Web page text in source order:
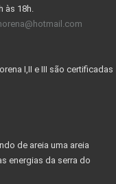
às 18h.
I,II e III são certificadas
de areia uma areia
energias da serra do